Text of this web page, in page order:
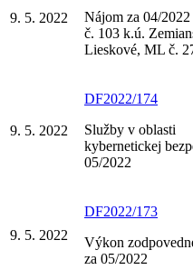
9. 5. 2022
Nájom za 04/2022
č. 103 k.ú.
Lieskové, ML č.
9. 5. 2022
DF2022/174
Služby v oblasti
kybernetickej
05/2022
9. 5. 2022
DF2022/173
Výkon
za 05/2022